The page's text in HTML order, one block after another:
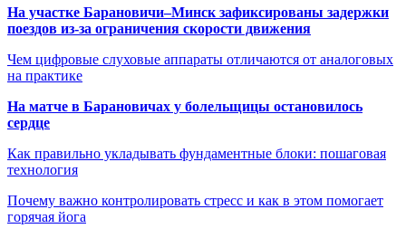
На участке Барановичи–Минск зафиксированы задержки
поездов из-за ограничения скорости движения
Чем цифровые слуховые аппараты отличаются от аналоговых
на практике
На матче в Барановичах у болельщицы остановилось
сердце
Как правильно укладывать фундаментные блоки: пошаговая
технология
Почему важно контролировать стресс и как в этом помогает
горячая йога